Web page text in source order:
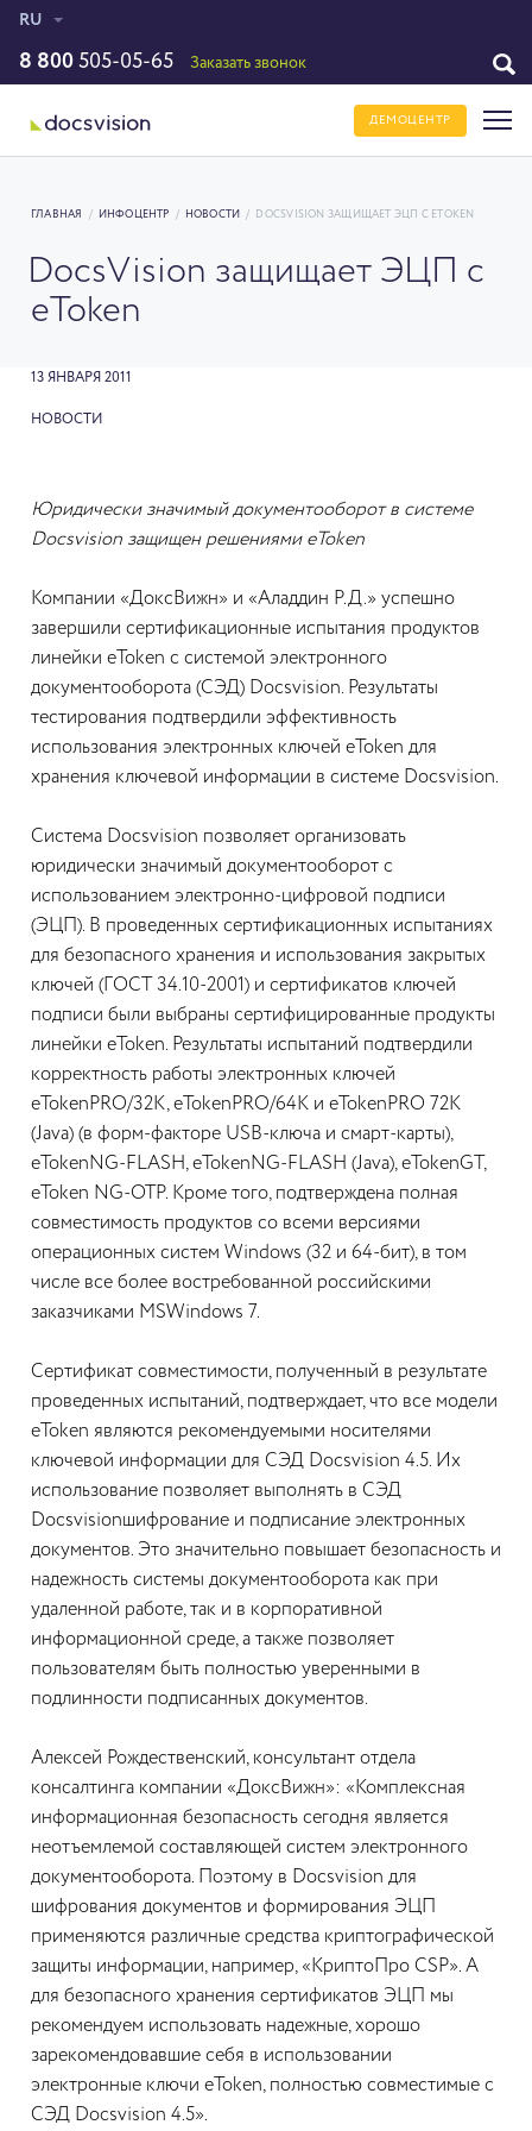
RU
8 800 505-05-65 Заказать звонок
ДЕМОЦЕНТР
ГЛАВНАЯ / ИНФОЦЕНТР / НОВОСТИ / DOCSVISION ЗАЩИЩАЕТ ЭЦП С ETOKEN
DocsVision защищает ЭЦП с
eToken
13 ЯНВАРЯ 2011
НОВОСТИ
Юридически значимый документооборот в системе
Docsvision защищен решениями eToken
Компании «ДоксВижн» и «Аладдин Р.Д.» успешно
завершили сертификационные испытания продуктов
линейки eToken с системой электронного
документооборота (СЭД) Docsvision. Результаты
тестирования подтвердили эффективность
использования электронных ключей eToken для
хранения ключевой информации в системе Docsvision.
Cистема Docsvision позволяет организовать
юридически значимый документооборот с
использованием электронно-цифровой подписи
(ЭЦП). В проведенных сертификационных испытаниях
для безопасного хранения и использования закрытых
ключей (ГОСТ 34.10-2001) и сертификатов ключей
подписи были выбраны сертифицированные продукты
линейки eToken. Результаты испытаний подтвердили
корректность работы электронных ключей
eTokenPRO/32K, eTokenPRO/64K и eTokenPRO 72K
(Java) (в форм-факторе USB-ключа и смарт-карты),
eTokenNG-FLASH, eTokenNG-FLASH (Java), eTokenGT,
eToken NG-OTP. Кроме того, подтверждена полная
совместимость продуктов со всеми версиями
операционных систем Windows (32 и 64-бит), в том
числе все более востребованной российскими
заказчиками MSWindows 7.
Сертификат совместимости, полученный в результате
проведенных испытаний, подтверждает, что все модели
eToken являются рекомендуемыми носителями
ключевой информации для СЭД Docsvision 4.5. Их
использование позволяет выполнять в СЭД
Docsvisionшифрование и подписание электронных
документов. Это значительно повышает безопасность и
надежность системы документооборота как при
удаленной работе, так и в корпоративной
информационной среде, а также позволяет
пользователям быть полностью уверенными в
подлинности подписанных документов.
Алексей Рождественский, консультант отдела
консалтинга компании «ДоксВижн»: «Комплексная
информационная безопасность сегодня является
неотъемлемой составляющей систем электронного
документооборота. Поэтому в Docsvision для
шифрования документов и формирования ЭЦП
применяются различные средства криптографической
защиты информации, например, «КриптоПро CSP». А
для безопасного хранения сертификатов ЭЦП мы
рекомендуем использовать надежные, хорошо
зарекомендовавшие себя в использовании
электронные ключи eToken, полностью совместимые с
СЭД Docsvision 4.5».